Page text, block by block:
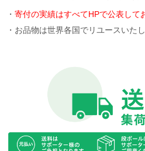
・寄付の実績はすべてHPで公表して
・お品物は世界各国でリユースいたし